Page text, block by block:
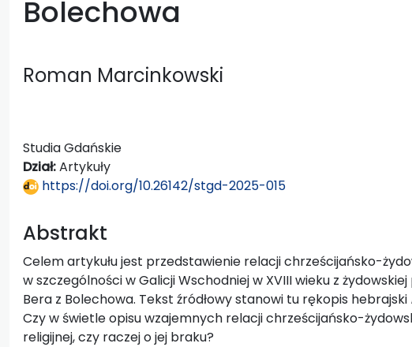
Bolechowa
Roman Marcinkowski
Studia Gdańskie
Dział:Artykuły
https://doi.org/10.26142/stgd-2025-015
Abstrakt
Celem artykułu jest przedstawienie relacji chrześcijańsko-
w szczególności w Galicji Wschodniej w XVIII wieku z
Bera z Bolechowa. Tekst źródłowy stanowi tu rękopis hebrajski
Czy w świetle opisu wzajemnych relacji chrześcijańsko-
religijnej, czy raczej o jej braku?